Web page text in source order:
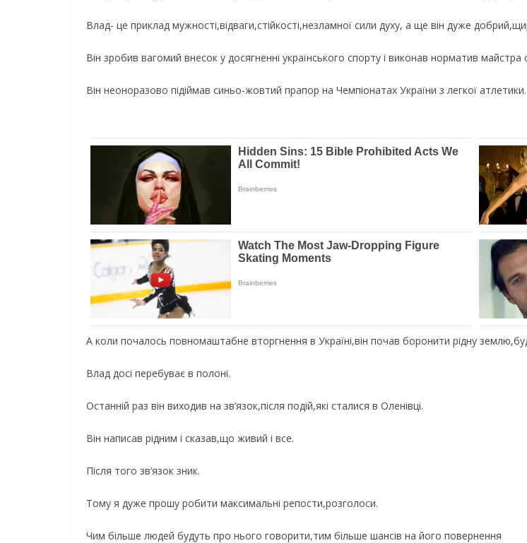
Влад- це приклад мужності,відваги,стійкості,незламної сили духу, а ще він дуже
Він зробив вагомий внесок у досягненні українського спорту і виконав норматив майстра
Він неоноразово підіймав синьо-жовтий прапор на Чемпіонатах України з легкої атлетики.
А коли почалось повномаштабне вторгнення в Україні,він почав боронити рідну
Влад досі перебуває в полоні.
Останній раз він виходив на зв‘язок,після подій,які сталися в Оленівці.
Він написав рідним і сказав,що живий і все.
Після того зв‘язок зник.
Тому я дуже прошу робити максимальні репости,розголоси.
Чим більше людей будуть про нього говорити,тим більше шансів на його повернення